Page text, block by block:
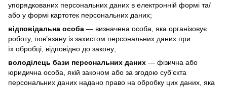
упорядкованих персональних даних в електронній формі та/
або у формі картотек персональних даних;
відповідальна особа — визначена особа, яка організовує
роботу, пов’язану із захистом персональних даних при
їх обробці, відповідно до закону;
володілець бази персональних даних — фізична або
юридична особа, якій законом або за згодою суб’єкта
персональних даних надано право на обробку цих даних, яка